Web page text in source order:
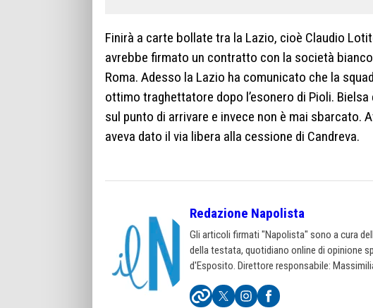
Finirà a carte bollate tra la Lazio, cioè Claudio
avrebbe firmato un contratto con la società
Roma. Adesso la Lazio ha comunicato che la
ottimo traghettatore dopo l’esonero di Pioli.
sul punto di arrivare e invece non è mai sbarcato.
aveva dato il via libera alla cessione di Candreva.
Redazione Napolista
Gli articoli firmati "Napolista" sono a cura
della testata, quotidiano online di opinione
d'Esposito. Direttore responsabile: